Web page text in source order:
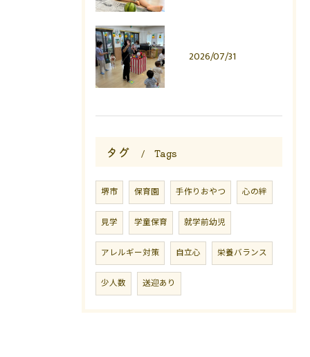
2026/07/31
タグ Tags
堺市 保育園 手作りおやつ 心の絆
見学 学童保育 就学前幼児
アレルギー対策 自立心 栄養バランス
少人数 送迎あり